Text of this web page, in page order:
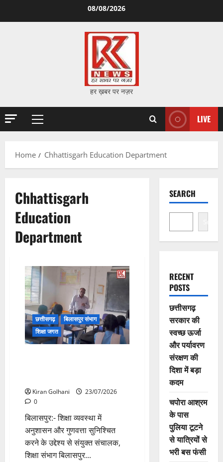
08/08/2026
हर ख़बर पर नज़र
Primary
LIVE
Home Chhattisgarh Education Department
Chhattisgarh
Education
Department
छत्तीसगढ़
बिलासपुर संभाग
शिक्षा जगत
Kiran Golhani
23/07/2026
0
बिलासपुर:- शिक्षा व्यवस्था में
अनुशासन और गुणवत्ता सुनिश्चित
करने के उद्देश्य से संयुक्त संचालक,
शिक्षा संभाग बिलासपुर...
SEARCH
Search
RECENT
POSTS
छत्तीसगढ़
सरकार की
स्वच्छ ऊर्जा
और पर्यावरण
संरक्षण की
दिशा में बड़ा
कदम
चपोरा आश्रम
के पास
पुलिया टूटने
से यात्रियों से
भरी बस फंसी